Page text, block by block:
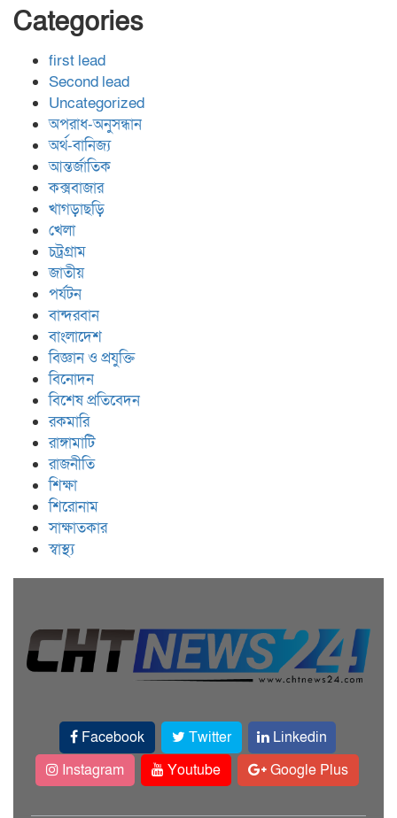
Categories
first lead
Second lead
Uncategorized
অপরাধ-অনুসন্ধান
অর্থ-বানিজ্য
আন্তর্জাতিক
কক্সবাজার
খাগড়াছড়ি
খেলা
চট্রগ্রাম
জাতীয়
পর্যটন
বান্দরবান
বাংলাদেশ
বিজ্ঞান ও প্রযুক্তি
বিনোদন
বিশেষ প্রতিবেদন
রকমারি
রাঙ্গামাটি
রাজনীতি
শিক্ষা
শিরোনাম
সাক্ষাতকার
স্বাস্থ্য
Facebook Twitter
Linkedin
Instagram
Youtube Google Plus